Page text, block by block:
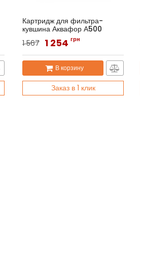
Картридж для фильтра-
кувшина Аквафор А500
Артикул: Аквафор A5Н (4 шт.)
1 567 1 254грн
В корзину
Заказ в 1 клик